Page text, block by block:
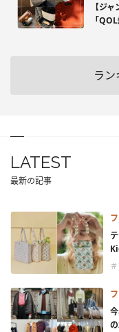
【ジ
「
ラ
LATEST
最新の記事